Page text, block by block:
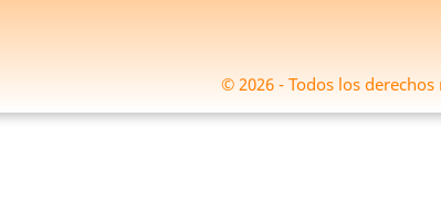
© 2026 - Todos los